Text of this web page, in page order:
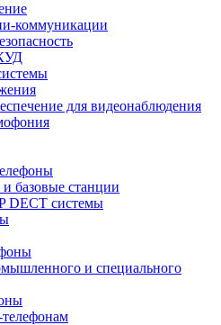
коммуникации
для видеонаблюдения
базовые станции
DECT системы
и специального